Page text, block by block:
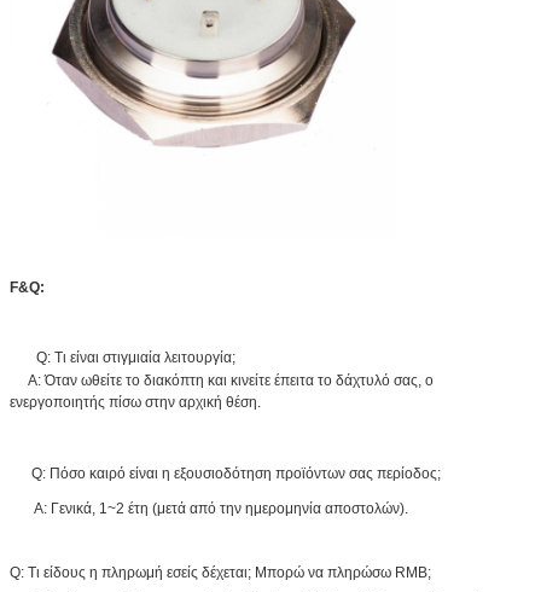
F&Q:
Q: Τι είναι στιγμιαία λειτουργία;
Α: Όταν ωθείτε το διακόπτη και κινείτε έπειτα το δάχτυλό σας, ο
ενεργοποιητής πίσω στην αρχική θέση.
Q: Πόσο καιρό είναι η εξουσιοδότηση προϊόντων σας περίοδος;
Α: Γενικά, 1~2 έτη (μετά από την ημερομηνία αποστολών).
Q: Τι είδους η πληρωμή εσείς δέχεται; Μπορώ να πληρώσω RMB;